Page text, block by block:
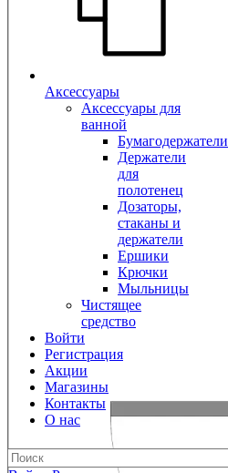
Аксессуары
Аксессуары для
ванной
Бумагодержатели
Держатели
для
полотенец
Дозаторы,
стаканы и
держатели
Ершики
Крючки
Мыльницы
Чистящее
средство
Войти
Регистрация
Акции
Магазины
Контакты
О нас